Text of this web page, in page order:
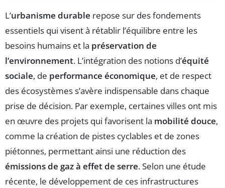
L’urbanisme durable repose sur des fondements
essentiels qui visent à rétablir l’équilibre entre les
besoins humains et la préservation de
l’environnement. L’intégration des notions d’équité
sociale, de performance économique, et de respect
des écosystèmes s’avère indispensable dans chaque
prise de décision. Par exemple, certaines villes ont mis
en œuvre des projets qui favorisent la mobilité douce,
comme la création de pistes cyclables et de zones
piétonnes, permettant ainsi une réduction des
émissions de gaz à effet de serre. Selon une étude
récente, le développement de ces infrastructures